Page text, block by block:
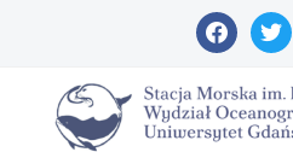
facebooktwitter